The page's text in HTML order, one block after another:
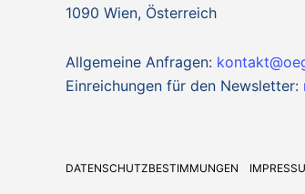
1090 Wien, Österreich
Allgemeine Anfragen:
Einreichungen für den Newsletter:
DATENSCHUTZBESTIMMUNGEN